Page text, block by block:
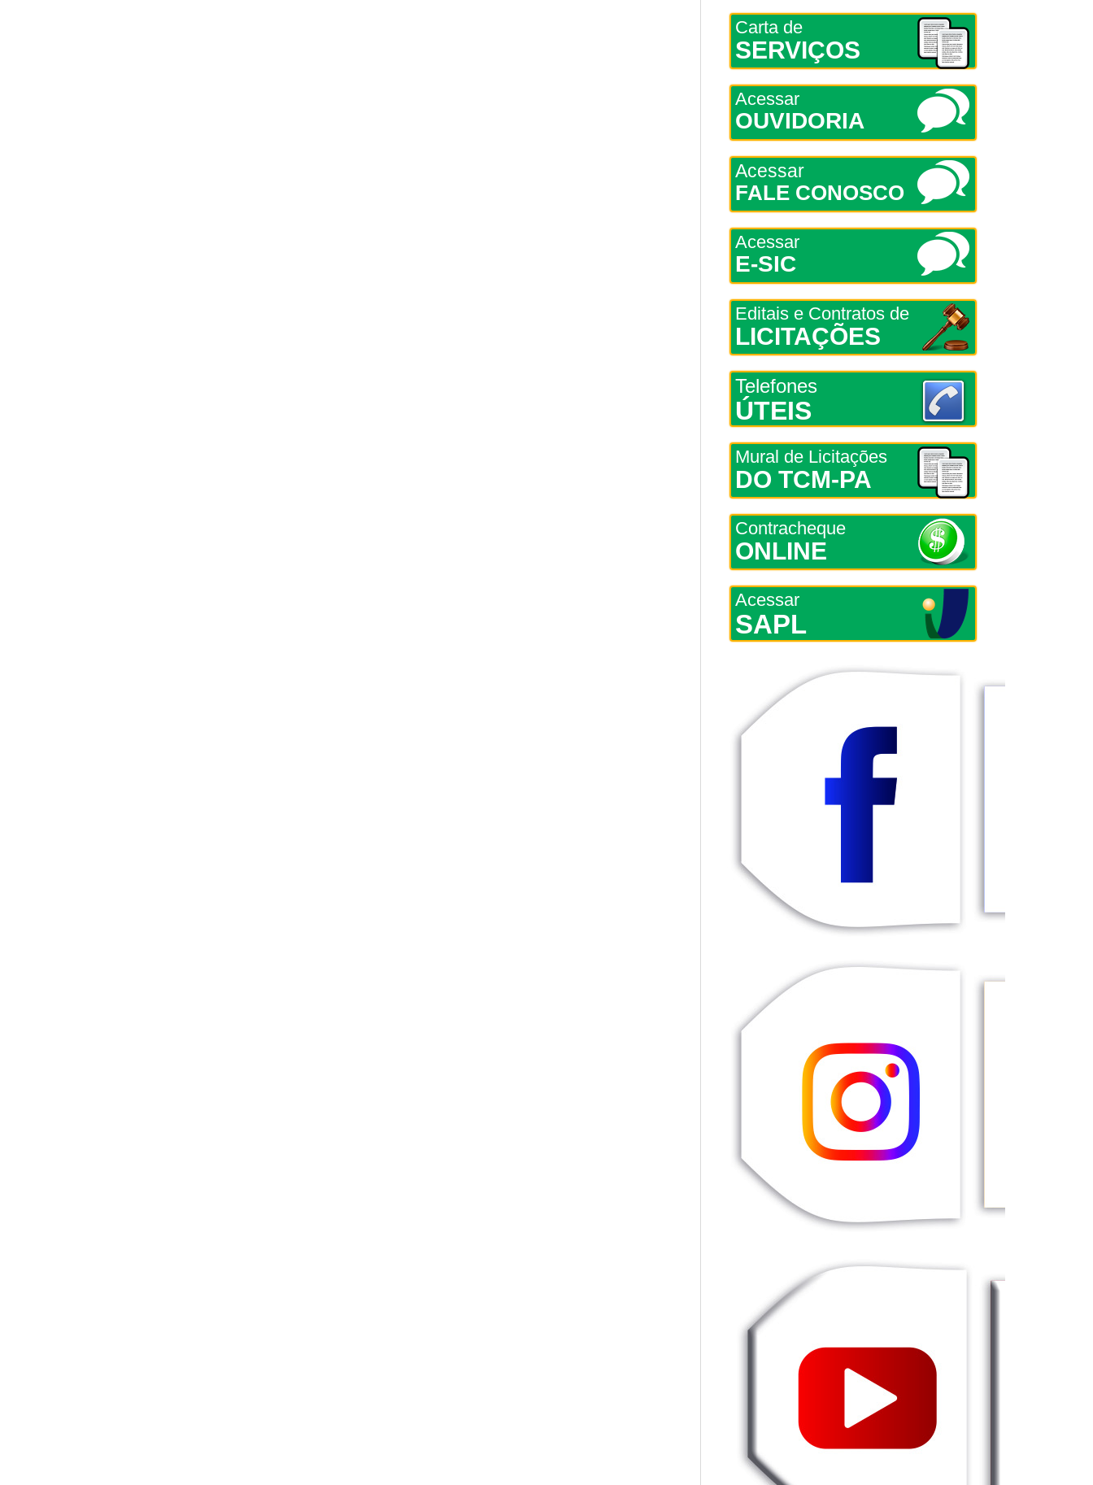
Carta de
SERVIÇOS
Acessar
OUVIDORIA
Acessar
FALE CONOSCO
Acessar
E-SIC
Editais e Contratos de
LICITAÇÕES
Telefones
ÚTEIS
Mural de Licitações
DO TCM-PA
Contracheque
ONLINE
Acessar
SAPL